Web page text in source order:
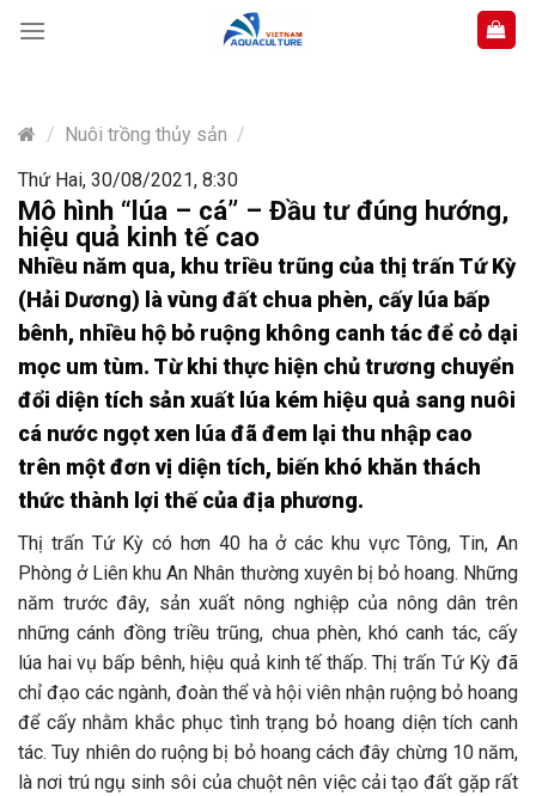
content
/ Nuôi trồng thủy sản /
Thứ Hai, 30/08/2021, 8:30
Mô hình “lúa – cá” – Đầu tư đúng hướng,
hiệu quả kinh tế cao
Nhiều năm qua, khu triều trũng của thị trấn Tứ Kỳ
(Hải Dương) là vùng đất chua phèn, cấy lúa bấp
bênh, nhiều hộ bỏ ruộng không canh tác để cỏ dại
mọc um tùm. Từ khi thực hiện chủ trương chuyển
đổi diện tích sản xuất lúa kém hiệu quả sang nuôi
cá nước ngọt xen lúa đã đem lại thu nhập cao
trên một đơn vị diện tích, biến khó khăn thách
thức thành lợi thế của địa phương.
Thị trấn Tứ Kỳ có hơn 40 ha ở các khu vực Tông, Tin, An
Phòng ở Liên khu An Nhân thường xuyên bị bỏ hoang. Những
năm trước đây, sản xuất nông nghiệp của nông dân trên
những cánh đồng triều trũng, chua phèn, khó canh tác, cấy
lúa hai vụ bấp bênh, hiệu quả kinh tế thấp. Thị trấn Tứ Kỳ đã
chỉ đạo các ngành, đoàn thể và hội viên nhận ruộng bỏ hoang
để cấy nhằm khắc phục tình trạng bỏ hoang diện tích canh
tác. Tuy nhiên do ruộng bị bỏ hoang cách đây chừng 10 năm,
là nơi trú ngụ sinh sôi của chuột nên việc cải tạo đất gặp rất